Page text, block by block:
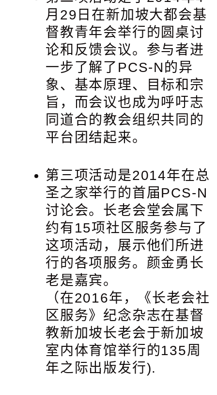
月29日在新加坡大都会基
督教青年会举行的圆桌讨
论和反馈会议。参与者进
一步了解了PCS-N的异
象、基本原理、目标和宗
旨，而会议也成为呼吁志
同道合的教会组织共同的
平台团结起来。
第三项活动是2014年在总
圣之家举行的首届PCS-N
讨论会。长老会堂会属下
约有15项社区服务参与了
这项活动，展示他们所进
行的各项服务。颜金勇长
老是嘉宾。
（在2016年，《长老会社
区服务》纪念杂志在基督
教新加坡长老会于新加坡
室内体育馆举行的135周
年之际出版发行).